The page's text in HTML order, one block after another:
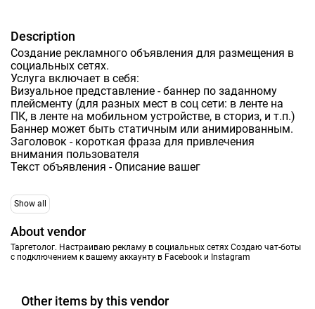
Description
Создание рекламного объявления для размещения в
социальных сетях.
Услуга включает в себя:
Визуальное представление - баннер по заданному
плейсменту (для разных мест в соц сети: в ленте на
ПК, в ленте на мобильном устройстве, в сториз, и т.п.)
Баннер может быть статичным или анимированным.
Заголовок - короткая фраза для привлечения
внимания пользователя
Текст объявления - Описание вашег
Show all
About vendor
Таргетолог. Настраиваю рекламу в социальных сетях Создаю чат-боты
с подключением к вашему аккаунту в Facebook и Instagram
Other items by this vendor